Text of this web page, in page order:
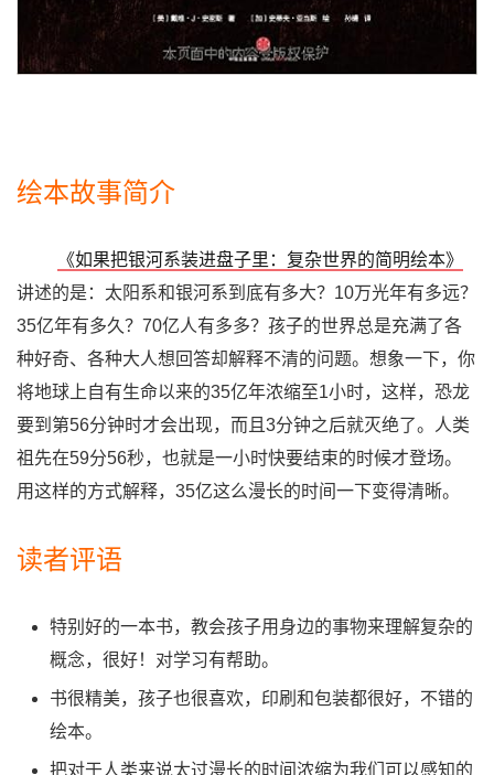
绘本故事简介
《如果把银河系装进盘子里：复杂世界的简明绘本》
讲述的是：太阳系和银河系到底有多大？10万光年有多远？
35亿年有多久？70亿人有多多？孩子的世界总是充满了各
种好奇、各种大人想回答却解释不清的问题。想象一下，你
将地球上自有生命以来的35亿年浓缩至1小时，这样，恐龙
要到第56分钟时才会出现，而且3分钟之后就灭绝了。人类
祖先在59分56秒，也就是一小时快要结束的时候才登场。
用这样的方式解释，35亿这么漫长的时间一下变得清晰。
读者评语
特别好的一本书，教会孩子用身边的事物来理解复杂的
概念，很好！对学习有帮助。
书很精美，孩子也很喜欢，印刷和包装都很好，不错的
绘本。
把对于人类来说太过漫长的时间浓缩为我们可以感知的